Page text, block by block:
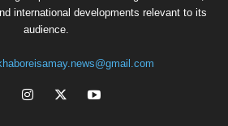
international developments relevant to its
audience.